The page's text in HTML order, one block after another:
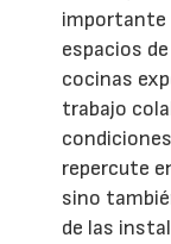
importante
espacios
cocinas
trabajo
repercute
sino
de las